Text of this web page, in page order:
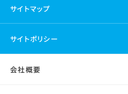
サイトマップ
サイトポリシー
会社概要